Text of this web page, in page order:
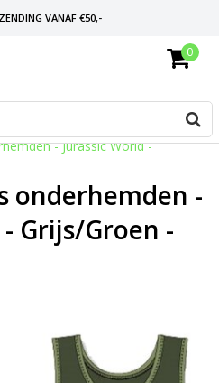
VANAF €50,-
EN 30 DAGEN BEDENKTIJD
0
- Jurassic World -
onderhemden -
Grijs/Groen -